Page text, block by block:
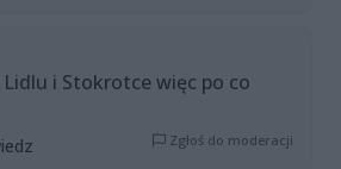
i Stokrotce więc po co
Zgłoś do moderacji